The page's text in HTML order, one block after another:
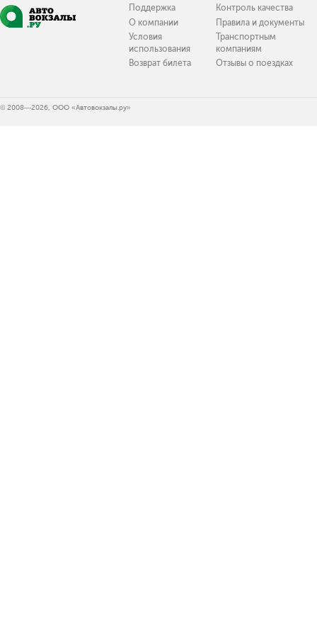
Поддержка
О компании
Условия
использования
Возврат билета
Контроль качества
Правила и документы
Транспортным
компаниям
Отзывы о поездках
© 2008—2026, ООО «Автовокзалы.ру»